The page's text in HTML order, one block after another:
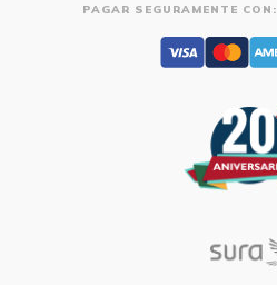
PAGAR SEGURAMENTE CON: